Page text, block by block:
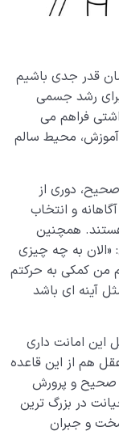
است؟
0/9
0/9
قدر جدی باشیم
رشد جسمی
فراهم می
آموزش، محیط سالم
دوری از
و انتخاب
همچنین
به چه چیزی
من کمکی به حرکتم
آینه ای باشد
امانت داری
هم از این قاعده
صحیح و پرورش
در بزرگ ترین
و جبران